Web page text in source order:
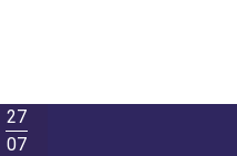
27
07